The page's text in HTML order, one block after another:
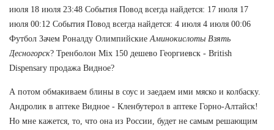
июля 18 июля 23:48 События Повод всегда найдется: 17 июля 17
июля 00:12 События Повод всегда найдется: 4 июля 4 июля 00:06
Футбол Зачем Роналду Олимпийские Аминокислоты Взять
Десногорск? Тренболон Mix 150 дешево Георгиевск - British
Dispensary продажа Видное?
А потом обмакиваем блины в соус и заедаем ими мяско и колбаску.
Андролик в аптеке Видное - Кленбутерол в аптеке Горно-Алтайск!
Но мне кажется, то, что она из России, будет не самым решающим